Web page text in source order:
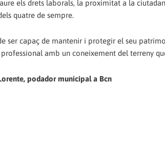
els drets laborals, la proximitat a la
quatre de sempre.
ser capaç de mantenir i protegir el seu
amb un coneixement del terreny
podador municipal a Bcn